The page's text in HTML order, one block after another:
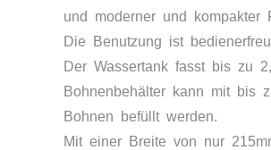
und moderner und kompakter
Die Benutzung ist
Der Wassertank fasst bis zu
Bohnenbehälter kann mit bis
Bohnen befüllt werden.
Mit einer Breite von nur